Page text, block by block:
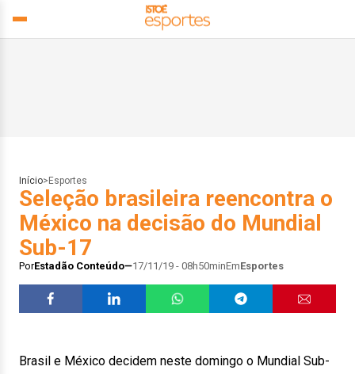
Início> Esportes
Seleção brasileira reencontra o
México na decisão do Mundial
Sub-17
PorEstadão Conteúdo 17/11/19 - 08h50minEmEsportes
Brasil e México decidem neste domingo o Mundial Sub-